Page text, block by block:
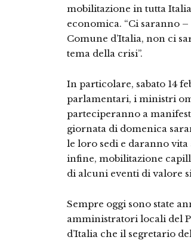
mobilitazione in tutta
economica. “Ci saranno
Comune d’Italia, non ci
tema della crisi”.
In particolare, sabato 14
parlamentari, i ministri
parteciperanno a
giornata di domenica
le loro sedi e daranno
infine, mobilitazione
di alcuni eventi di valore
Sempre oggi sono state
amministratori locali del
d’Italia che il segretario